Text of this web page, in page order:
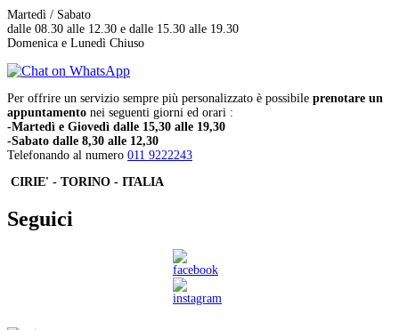
Martedì / Sabato
dalle 08.30 alle 12.30 e dalle 15.30 alle 19.30
Domenica e Lunedì Chiuso
Per offrire un servizio sempre più personalizzato è possibile prenotare un
appuntamento nei seguenti giorni ed orari :
-Martedì e Giovedì dalle 15,30 alle 19,30
-Sabato dalle 8,30 alle 12,30
Telefonando al numero 011 9222243
CIRIE' - TORINO - ITALIA
Seguici